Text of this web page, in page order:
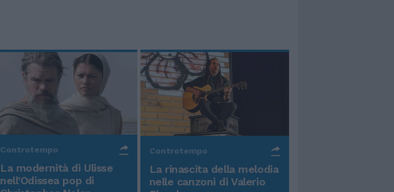
Controtempo
La modernità di Ulisse
nell'Odissea pop di
Controtempo
La rinascita della melodia
nelle canzoni di Valerio